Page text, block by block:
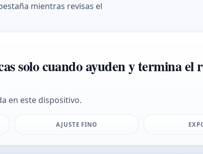
mientras revisas el
solo cuando ayuden y termina el
en este dispositivo.
AJUSTE FINO